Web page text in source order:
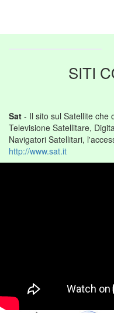
SITI
Sat - Il sito sul Satellite che
Televisione Satellitare,
Navigatori Satellitari,
http://www.sat.it